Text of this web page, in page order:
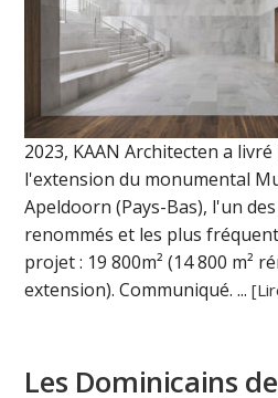
2023, KAAN Architecten a
l'extension du monumental
Apeldoorn (Pays-Bas), l'un
renommés et les plus
projet : 19 800m² (14 800 m²
extension). Communiqué. ...
Les Dominicains